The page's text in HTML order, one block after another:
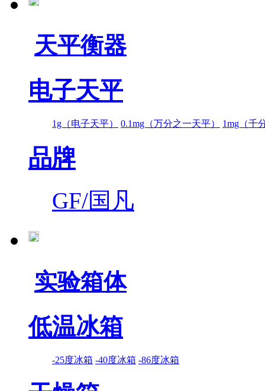
天平衡器
电子天平
1g（电子天平） 0.1mg（万分之一天平） 1mg（千
品牌
GF/国凡
实验箱体
低温冰箱
-25度冰箱 -40度冰箱 -86度冰箱